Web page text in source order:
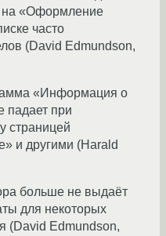
на «Оформление
часто
(David Edmundson,
«Информация о
падает при
страницей
и другими (Harald
больше не выдаёт
для некоторых
(David Edmundson,